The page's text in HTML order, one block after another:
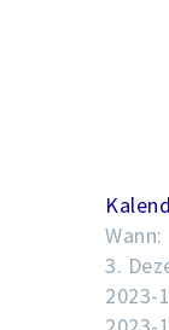
Wann:
3.
2023-